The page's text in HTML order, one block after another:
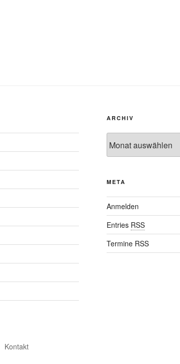
ARCHIV
META
Anmelden
Entries RSS
Termine RSS
Kontakt